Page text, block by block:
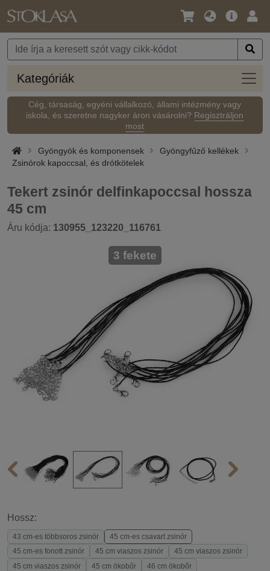
Nyelv
Pénznem
Fő
Kategóriák
Cég, társaság, egyéni vállalkozó, állami intézmény vagy
iskola, és szeretne nagyker áron vásárolni? Regisztráljon
most
Gyöngyök és komponensek
Gyöngyfűző kellékek
Zsinórok kapoccsal, és drótkötelek
Tekert zsinór delfinkapoccsal hossza
45 cm
Áru kódja: 130955_123220_116761
3 fekete
Hossz:
43 cm-es többsoros zsinór
45 cm-es csavart zsinór
45 cm-es fonott zsinór
45 cm viaszos zsinór
45 cm viaszos zsinór
45 cm viaszos zsinór
45 cm ökobőr 46 cm ökobőr